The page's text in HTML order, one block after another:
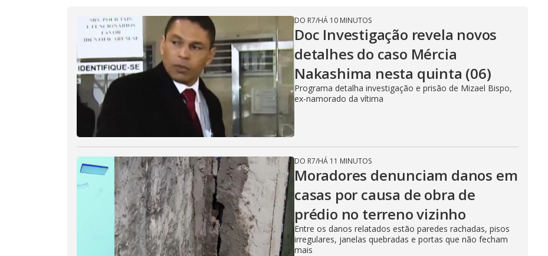
DO R7/HÁ 10 MINUTOS
Doc Investigação revela novos
detalhes do caso Mércia
Nakashima nesta quinta (06)
Programa detalha investigação e prisão de Mizael Bispo,
ex-namorado da vítima
DO R7/HÁ 11 MINUTOS
Moradores denunciam danos em
casas por causa de obra de
prédio no terreno vizinho
Entre os danos relatados estão paredes rachadas, pisos
irregulares, janelas quebradas e portas que não fecham
mais